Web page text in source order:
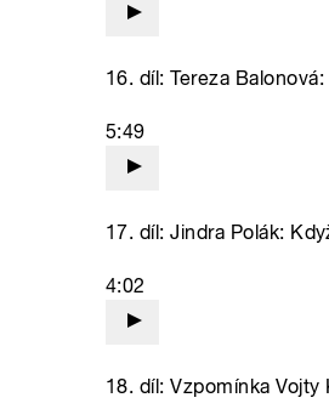
16. díl: Tereza
5:49
17. díl: Jindra Polák:
4:02
18. díl: Vzpomínka